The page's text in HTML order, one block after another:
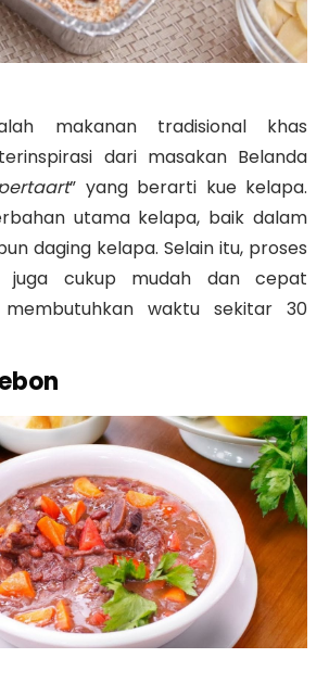
makanan tradisional khas
dari masakan Belanda
” yang berarti kue kelapa.
utama kelapa, baik dalam
daging kelapa. Selain itu, proses
juga cukup mudah dan cepat
waktu sekitar 30